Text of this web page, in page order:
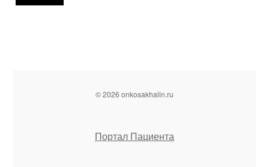
© 2026 onkosakhalin.ru
Портал Пациента